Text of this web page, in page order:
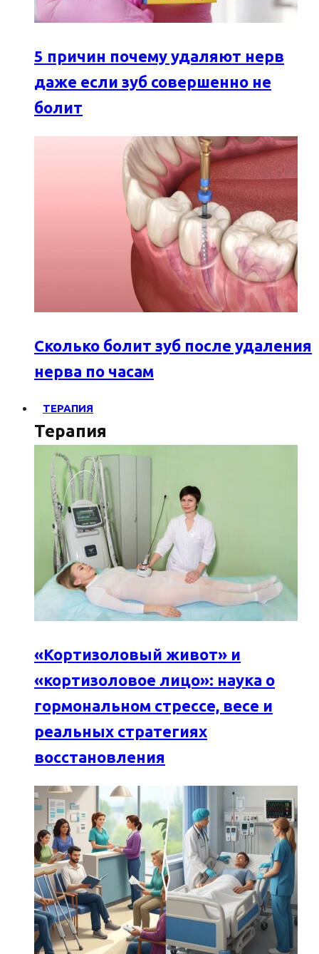
5 причин почему удаляют нерв
даже если зуб совершенно не
болит
Сколько болит зуб после удаления
нерва по часам
ТЕРАПИЯ
Терапия
«Кортизоловый живот» и
«кортизоловое лицо»: наука о
гормональном стрессе, весе и
реальных стратегиях
восстановления